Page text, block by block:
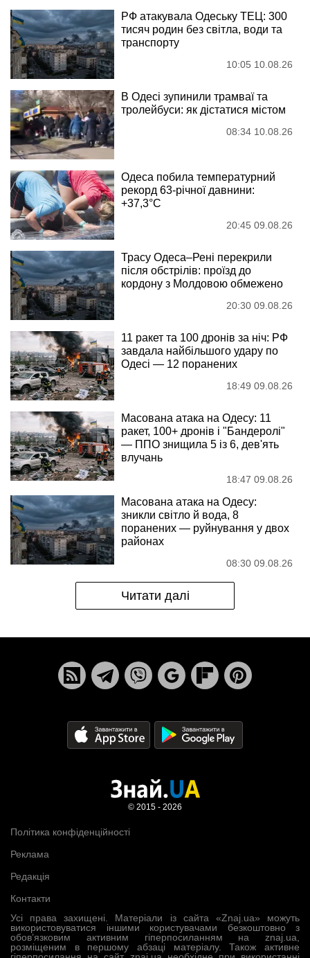
РФ атакувала Одеську ТЕЦ: 300
тисяч родин без світла, води та
транспорту
10:05 10.08.26
В Одесі зупинили трамваї та
тролейбуси: як дістатися містом
08:34 10.08.26
Одеса побила температурний
рекорд 63-річної давнини:
+37,3°C
20:45 09.08.26
Трасу Одеса–Рені перекрили
після обстрілів: проїзд до
кордону з Молдовою обмежено
20:30 09.08.26
11 ракет та 100 дронів за ніч: РФ
завдала найбільшого удару по
Одесі — 12 поранених
18:49 09.08.26
Масована атака на Одесу: 11
ракет, 100+ дронів і "Бандеролі"
— ППО знищила 5 із 6, дев'ять
влучань
18:47 09.08.26
Масована атака на Одесу:
зникли світло й вода, 8
поранених — руйнування у двох
районах
08:30 09.08.26
Читати далі
Усі права захищені. Матеріали із сайта «Znaj.ua» можуть
використовуватися іншими користувачами безкоштовно з
обов’язковим активним гіперпосиланням на znaj.ua,
розміщеним в першому абзаці матеріалу. Також активне
Політика конфіденційності
Реклама
Редакція
Контакти
© 2015 - 2026